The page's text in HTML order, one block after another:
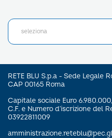
RETE BLU S.p.a - Sede Legale
CAP 00165 Roma
Capitale sociale Euro
C.F. e Numero d’iscrizione del
03922811009